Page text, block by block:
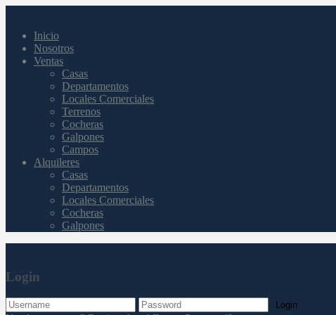
Inicio
Nosotros
Ventas
Casas
Departamentos
Locales Comerciales
Terrenos
Cocheras
Galpones
Campos
Alquileres
Casas
Departamentos
Locales Comerciales
Cocheras
Galpones
Login
Login